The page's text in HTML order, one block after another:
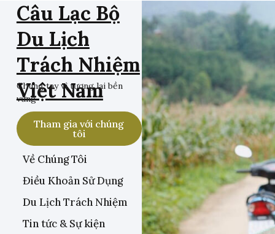
Câu Lạc Bộ
Du Lịch
Trách Nhiệm
Việt Nam
Chung tay vì tương lai bền
vững
Tham gia với chúng
tôi
Về Chúng Tôi
Điều Khoản Sử Dụng
Du Lịch Trách Nhiệm
Tin tức & Sự kiện